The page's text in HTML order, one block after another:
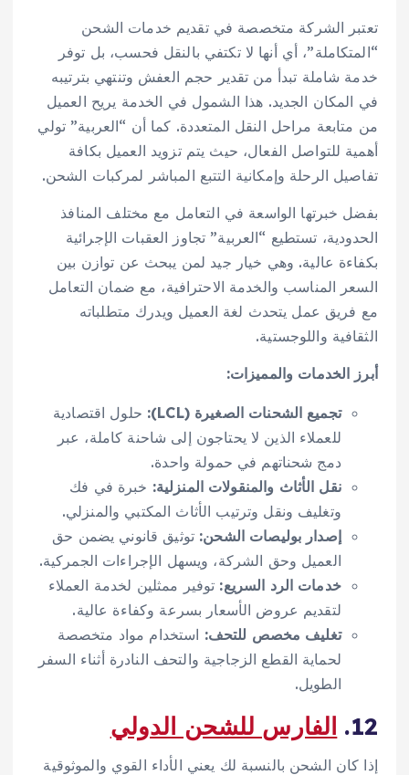
تعتبر الشركة متخصصة في تقديم خدمات الشحن
“المتكاملة”، أي أنها لا تكتفي بالنقل فحسب، بل توفر
خدمة شاملة تبدأ من تقدير حجم العفش وتنتهي بترتيبه
في المكان الجديد. هذا الشمول في الخدمة يريح العميل
من متابعة مراحل النقل المتعددة. كما أن “العربية” تولي
أهمية للتواصل الفعال، حيث يتم تزويد العميل بكافة
تفاصيل الرحلة وإمكانية التتبع المباشر لمركبات الشحن.
بفضل خبرتها الواسعة في التعامل مع مختلف المنافذ
الحدودية، تستطيع “العربية” تجاوز العقبات الإجرائية
بكفاءة عالية. وهي خيار جيد لمن يبحث عن توازن بين
السعر المناسب والخدمة الاحترافية، مع ضمان التعامل
مع فريق عمل يتحدث لغة العميل ويدرك متطلباته
الثقافية واللوجستية.
أبرز الخدمات والمميزات:
تجميع الشحنات الصغيرة (LCL):
حلول اقتصادية
للعملاء الذين لا يحتاجون إلى شاحنة كاملة، عبر
دمج شحناتهم في حمولة واحدة.
نقل الأثاث والمنقولات المنزلية: خبرة في فك
وتغليف ونقل وترتيب الأثاث المكتبي والمنزلي.
إصدار بوليصات الشحن: توثيق قانوني يضمن حق
العميل وحق الشركة، ويسهل الإجراءات الجمركية.
خدمات الرد السريع: توفير ممثلين لخدمة العملاء
لتقديم عروض الأسعار بسرعة وكفاءة عالية.
تغليف مخصص للتحف: استخدام مواد متخصصة
لحماية القطع الزجاجية والتحف النادرة أثناء السفر
الطويل.
12. الفارس للشحن الدولي
إذا كان الشحن بالنسبة لك يعني الأداء القوي والموثوقية